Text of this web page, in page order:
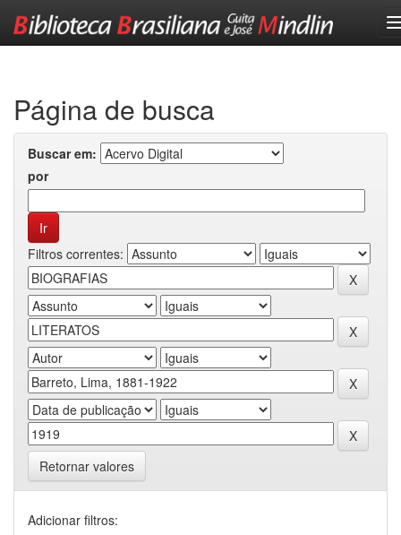
Página de busca
Buscar em:
por
Filtros correntes:
Retornar valores
Adicionar filtros: